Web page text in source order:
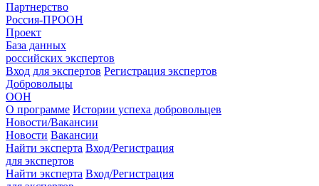
Партнерство
Россия-ПРООН
Проект
База данных
российских экспертов
Вход для экспертов Регистрация экспертов
Добровольцы
ООН
О программе Истории успеха добровольцев
Новости/Вакансии
Новости Вакансии
Найти эксперта Вход/Регистрация
для экспертов
Найти эксперта Вход/Регистрация